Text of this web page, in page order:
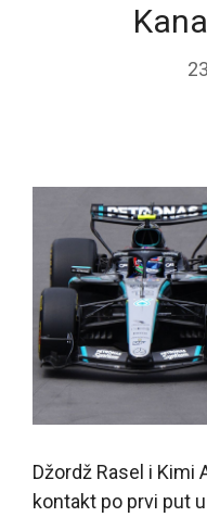
Džordž Rasel i Kimi
kontakt po prvi put